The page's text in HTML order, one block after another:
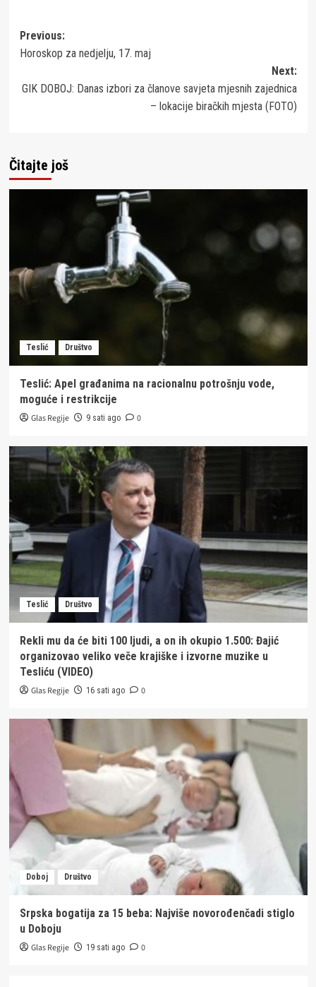
Post
navigation
Previous:
Horoskop za nedjelju, 17. maj
Next:
GIK DOBOJ: Danas izbori za članove savjeta mjesnih zajednica
– lokacije biračkih mjesta (FOTO)
Čitajte još
Teslić Društvo
Teslić: Apel građanima na racionalnu potrošnju vode,
moguće i restrikcije
Glas Regije 9 sati ago 0
Teslić Društvo
Rekli mu da će biti 100 ljudi, a on ih okupio 1.500: Đajić
organizovao veliko veče krajiške i izvorne muzike u
Tesliću (VIDEO)
Glas Regije 16 sati ago 0
Doboj Društvo
Srpska bogatija za 15 beba: Najviše novorođenčadi stiglo
u Doboju
Glas Regije 19 sati ago 0